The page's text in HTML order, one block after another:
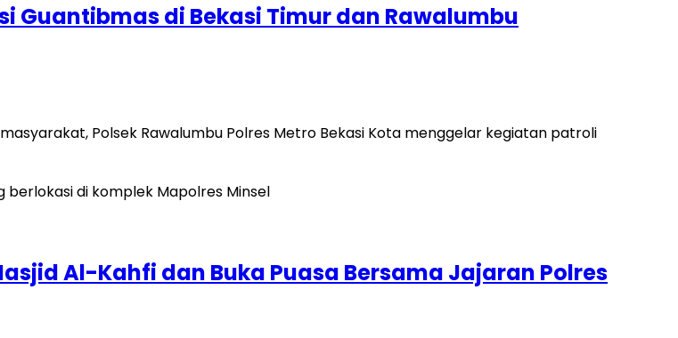
Guantibmas di Bekasi Timur dan Rawalumbu
Polsek Rawalumbu Polres Metro Bekasi Kota menggelar kegiatan patroli
Al-Kahfi dan Buka Puasa Bersama Jajaran Polres